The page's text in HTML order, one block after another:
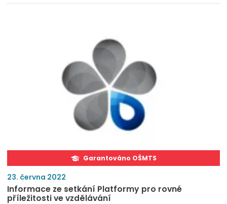
Garantováno OŠMTS
23. června 2022
Informace ze setkání Platformy pro rovné
příležitosti ve vzdělávání